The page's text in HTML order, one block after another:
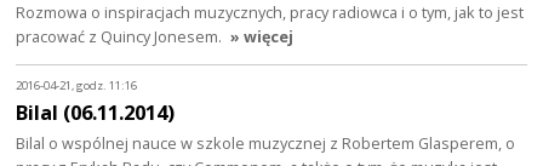
Rozmowa o inspiracjach muzycznych, pracy radiowca i o tym, jak to jest
pracować z Quincy Jonesem. » więcej
2016-04-21, godz. 11:16
Bilal (06.11.2014)
Bilal o wspólnej nauce w szkole muzycznej z Robertem Glasperem, o